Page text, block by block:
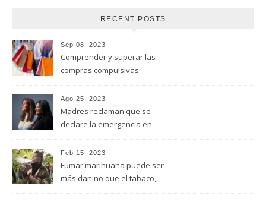
RECENT POSTS
Sep 08, 2023
Comprender y superar las
compras compulsivas
Ago 25, 2023
Madres reclaman que se
declare la emergencia en
Feb 15, 2023
Fumar marihuana puede ser
más dañino que el tabaco,